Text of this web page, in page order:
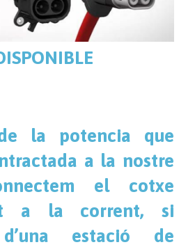
la potencia que
a la nostre
el cotxe
a la corrent, si
estació de